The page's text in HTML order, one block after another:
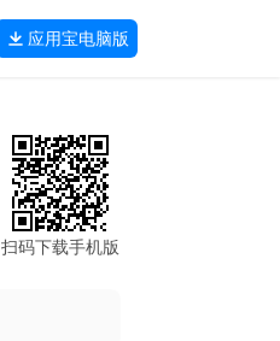
应用宝电脑版
扫码下载手机版